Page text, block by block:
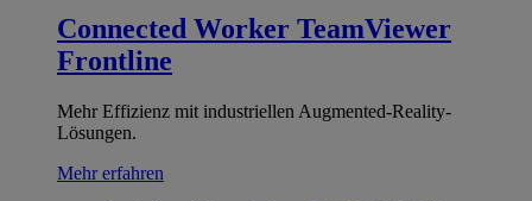
Connected Worker TeamViewer
Frontline
Mehr Effizienz mit industriellen Augmented-Reality-
Lösungen.
Mehr erfahren